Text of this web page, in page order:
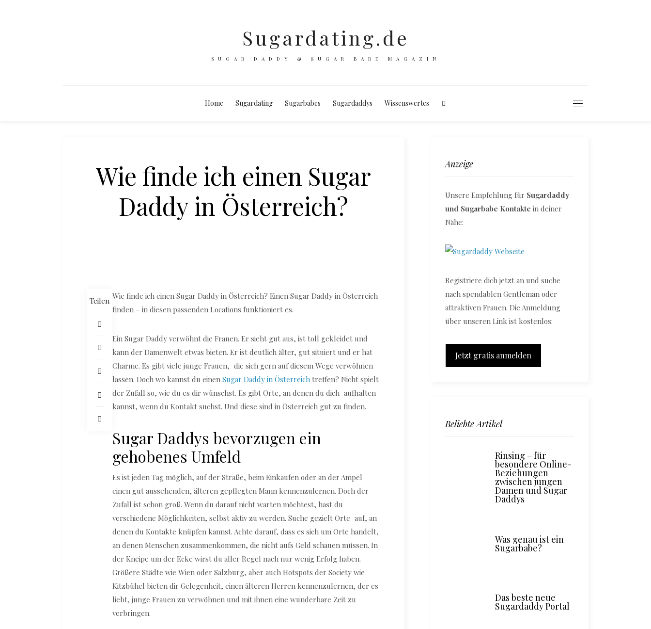
Sugardating.de
SUGAR DADDY & SUGAR BABE MAGAZIN
Home Sugardating Sugarbabes Sugardaddys Wissenswertes
Wie finde ich einen Sugar
Daddy in Österreich?
Teilen Wie finde ich einen Sugar Daddy in Österreich? Einen Sugar Daddy in Österreich
finden – in diesen passenden Locations funktioniert es.
Ein Sugar Daddy verwöhnt die Frauen. Er sieht gut aus, ist toll gekleidet und
kann der Damenwelt etwas bieten. Er ist deutlich älter, gut situiert und er hat
Charme. Es gibt viele junge Frauen, die sich gern auf diesem Wege verwöhnen
lassen. Doch wo kannst du einenSugar Daddy in Österreich treffen? Nicht spielt
der Zufall so, wie du es dir wünschst. Es gibt Orte, an denen du dich aufhalten
kannst, wenn du Kontakt suchst. Und diese sind in Österreich gut zu finden.
Sugar Daddys bevorzugen ein
gehobenes Umfeld
Es ist jeden Tag möglich, auf der Straße, beim Einkaufen oder an der Ampel
einen gut aussehenden, älteren gepflegten Mann kennenzulernen. Doch der
Zufall ist schon groß. Wenn du darauf nicht warten möchtest, hast du
verschiedene Möglichkeiten, selbst aktiv zu werden. Suche gezielt Orte auf, an
denen du Kontakte knüpfen kannst. Achte darauf, dass es sich um Orte handelt,
an denen Menschen zusammenkommen, die nicht aufs Geld schauen müssen. In
der Kneipe um der Ecke wirst du aller Regel nach nur wenig Erfolg haben.
Größere Städte wie Wien oder Salzburg, aber auch Hotspots der Society wie
Kitzbühel bieten dir Gelegenheit, einen älteren Herren kennenzulernen, der es
liebt, junge Frauen zu verwöhnen und mit ihnen eine wunderbare Zeit zu
verbringen.
Anzeige
Unsere Empfehlung für Sugardaddy
und Sugarbabe Kontakte in deiner
Nähe:
Registriere dich jetzt an und suche
nach spendablen Gentleman oder
attraktiven Frauen. Die Anmeldung
über unseren Link ist kostenlos:
Jetzt gratis anmelden
Beliebte Artikel
Rinsing – für
besondere Online-
Beziehungen
zwischen jungen
Damen und Sugar
Daddys
Was genau ist ein
Sugarbabe?
Das beste neue
Sugardaddy Portal